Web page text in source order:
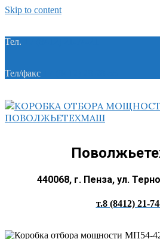
Skip to content
Тел.
Тел/факс
440068, г. Пенза, ул.
т.8 (8412) 21-